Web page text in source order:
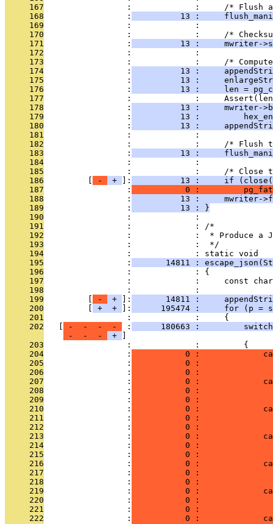
     167
:             :     /* Flush
     168
                 :
13 :
     169
                 :             :
     170
:             :     /*
     171
                 :
13 :     mwriter-
     172
                 :             :
     173
:             :     /*
     174
                 :
13 :
     175
                 :
13 :
     176
                 :
13 :     len =
     177
:             :
     178
                 :
13 :     mwriter-
     179
                 :
13 :
     180
                 :
13 :
     181
                 :             :
     182
:             :     /* Flush
     183
                 :
13 :
     184
                 :             :
     185
:             :     /* Close
     186
- + ]:
13 :     if
     187
                 :
0 :
     188
                 :
13 :     mwriter-
     189
                 :
          13 : }
     190
                 :             :
     191
                 :             : /*
     192
:             :  * Produce a
     193
                 :             :  */
     194
                 :             : static void
     195
                 :
14811 :
     196
                 :             : {
     197
:             :     const
     198
                 :             :
     199
- + ]:
14811 :
     200
+ + ]:
195474 :     for (p =
     201
                 :             :     {
     202
- - - - :
180663 :
-
- - +
     203
                 :             :         {
     204
                 :
0 :
     205
                 :
0 :
     206
                 :
0 :
     207
                 :
0 :
     208
                 :
0 :
     209
                 :
0 :
     210
                 :
0 :
     211
                 :
0 :
     212
                 :
0 :
     213
                 :
0 :
     214
                 :
0 :
     215
                 :
0 :
     216
                 :
0 :
     217
                 :
0 :
     218
                 :
0 :
     219
                 :
0 :
     220
                 :
0 :
     221
                 :
0 :
     222
                 :
0 :